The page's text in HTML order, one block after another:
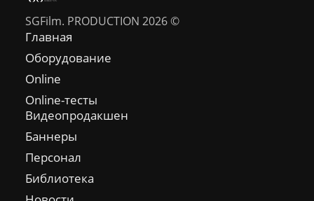
SGFilm. PRODUCTION 2026 ©
Главная
Оборудование
Online
Online-тесты
Видеопродакшен
Баннеры
Персонал
Библиотека